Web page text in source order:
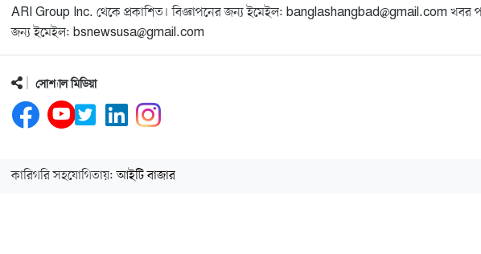
ARI Group Inc. থেকে প্রকাশিত। বিজ্ঞাপনের জন্য ইমেইল: banglashangbad@gmail.com খবর
জন্য ইমেইল: bsnewsusa@gmail.com
সোশ্যাল মিডিয়া
কারিগরি সহযোগিতায়:আইটি বাজার